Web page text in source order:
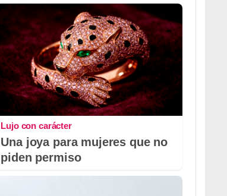
Lujo con carácter
Una joya para mujeres que no
piden permiso